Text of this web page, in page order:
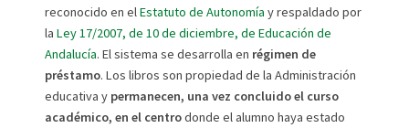
reconocido en elEstatuto de Autonomía y respaldado por
la Ley 17/2007, de 10 de diciembre, de Educación de
Andalucía. El sistema se desarrolla en régimen de
préstamo. Los libros son propiedad de la Administración
educativa y permanecen, una vez concluido el curso
académico, en el centrodonde el alumno haya estado